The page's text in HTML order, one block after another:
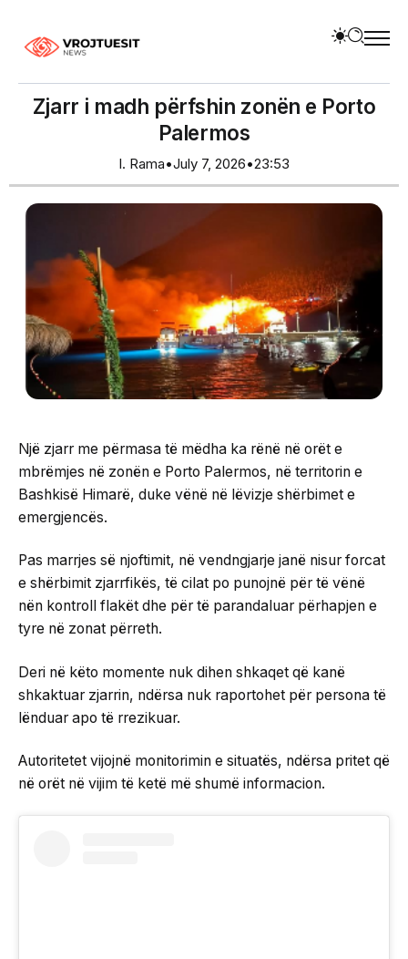
Zjarr i madh përfshin zonën e Porto
Palermos
I. Rama•July 7, 2026•23:53
Një zjarr me përmasa të mëdha ka rënë në orët e
mbrëmjes në zonën e Porto Palermos, në territorin e
Bashkisë Himarë, duke vënë në lëvizje shërbimet e
emergjencës.
Pas marrjes së njoftimit, në vendngjarje janë nisur forcat
e shërbimit zjarrfikës, të cilat po punojnë për të vënë
nën kontroll flakët dhe për të parandaluar përhapjen e
tyre në zonat përreth.
Deri në këto momente nuk dihen shkaqet që kanë
shkaktuar zjarrin, ndërsa nuk raportohet për persona të
lënduar apo të rrezikuar.
Autoritetet vijojnë monitorimin e situatës, ndërsa pritet që
në orët në vijim të ketë më shumë informacion.